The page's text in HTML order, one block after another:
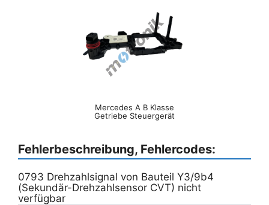
Mercedes A B Klasse
Getriebe Steuergerät
Fehlerbeschreibung, Fehlercodes:
0793 Drehzahlsignal von Bauteil Y3/9b4
(Sekundär-Drehzahlsensor CVT) nicht
verfügbar